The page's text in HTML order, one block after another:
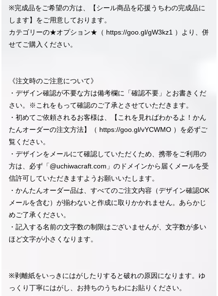
※完成品をご希望の方は、【シール商品を応援うちわの完成品に
します】をご用意しております。
カテゴリーの★オプション★（ https://goo.gl/gW3kz1 ）より、併
せてご購入ください。
《注文時のご注意について》
・デザイン確認が不要な方は備考欄に「確認不要」とお書きくだ
さい。※これをもって確認のご了承とさせていただきます。
・初めてご依頼されるお客様は、【これを見ればわかるよ！かん
たんオーダーの注文方法】（ https://goo.gl/vYCWMO ）を必ずご
覧ください。
・デザインをメールにて確認していただくため、携帯をご利用の
方は、必ず「@uchiwacraft.com」のドメインから届くメールを受
信許可していただきますようお願いいたします。
・かんたんオーダー品は、すべてのご注文内容（デザイン確認OK
メールを含む）が揃わないと作成に取りかかれません。あらかじ
めご了承ください。
・記入する名前の文字数の制限はございませんが、文字数が多い
ほど文字が小さくなります。
※剥離紙をいっきにはがしたりすると破れの原因になります。ゆ
っくり丁寧にはがし、お持ちのうちわにお貼りください。